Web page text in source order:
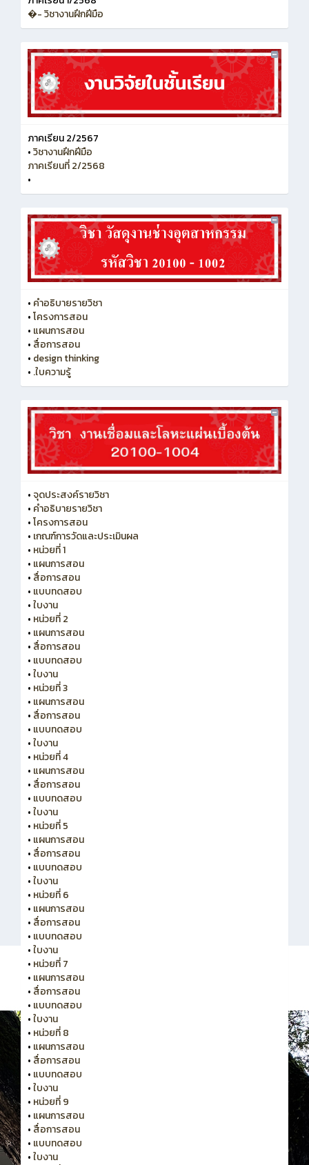
�- วิชางานฝึกฝีมือ
ภาคเรียน 2/2567
•วิชางานฝึกฝีมือ
ภาคเรียนที่ 2/2568
•
• คำอธิบายรายวิชา
•โครงการสอน
• แผนการสอน
• สื่อการสอน
• design thinking
• .ใบความรู้
•จุดประสงค์รายวิชา
• คำอธิบายรายวิชา
•โครงการสอน
• เกณฑ์การวัดและประเมินผล
• หน่วยที่ 1
• แผนการสอน
• สื่อการสอน
• แบบทดสอบ
•ใบงาน
• หน่วยที่ 2
• แผนการสอน
• สื่อการสอน
• แบบทดสอบ
•ใบงาน
• หน่วยที่ 3
• แผนการสอน
• สื่อการสอน
• แบบทดสอบ
•ใบงาน
• หน่วยที่ 4
• แผนการสอน
• สื่อการสอน
• แบบทดสอบ
•ใบงาน
• หน่วยที่ 5
• แผนการสอน
• สื่อการสอน
• แบบทดสอบ
•ใบงาน
• หน่วยที่ 6
• แผนการสอน
• สื่อการสอน
• แบบทดสอบ
•ใบงาน
• หน่วยที่ 7
• แผนการสอน
• สื่อการสอน
• แบบทดสอบ
•ใบงาน
• หน่วยที่ 8
• แผนการสอน
• สื่อการสอน
• แบบทดสอบ
•ใบงาน
• หน่วยที่ 9
• แผนการสอน
• สื่อการสอน
• แบบทดสอบ
•ใบงาน